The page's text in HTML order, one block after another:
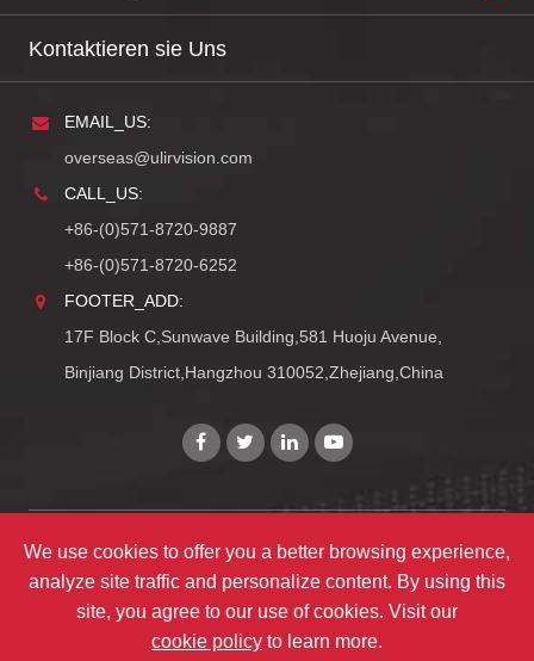
Kontaktieren sie Uns
EMAIL_US:
overseas@ulirvision.com
CALL_US:
+86-(0)571-8720-9887
+86-(0)571-8720-6252
FOOTER_ADD:
17F Block C,Sunwave Building,581 Huoju Avenue,
Binjiang District,Hangzhou 310052,Zhejiang,China
Copyright© Zhejiang ULIRVISION Technology Co., Ltd.
TY_ALL_RIGHTS_RESERVEDS
TY_SITEMAPS | TY_PRIVACY
We use cookies to offer you a better browsing experience,
analyze site traffic and personalize content. By using this
site, you agree to our use of cookies. Visit our
cookie policy to learn more.